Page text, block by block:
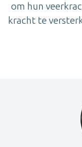
om hun
kracht te